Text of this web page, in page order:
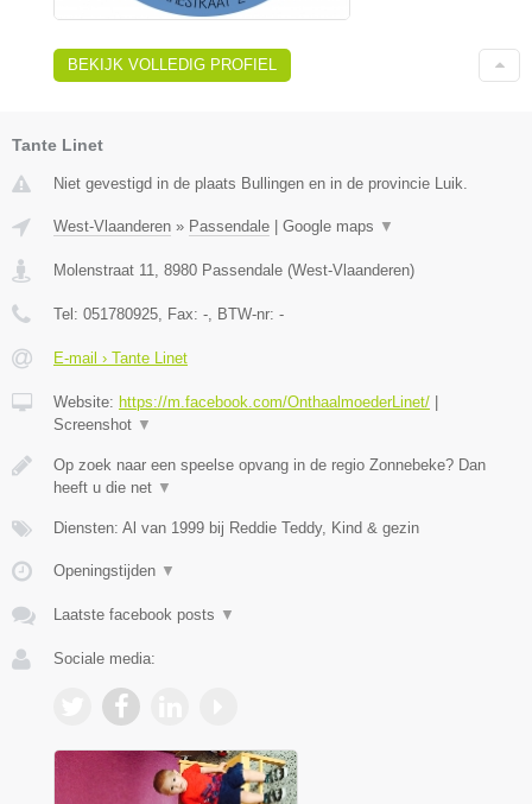
BEKIJK VOLLEDIG PROFIEL
Tante Linet
Niet gevestigd in de plaats Bullingen en in de provincie Luik.
West-Vlaanderen » Passendale | Google maps ▼
Molenstraat 11 8980 Passendale (West-Vlaanderen)
Tel: 051780925 , Fax: - , BTW-nr: -
E-mail › Tante Linet
Website: https://m.facebook.com/OnthaalmoederLinet/ |
Screenshot ▼
Op zoek naar een speelse opvang in de regio Zonnebeke? Dan
heeft u die net ▼
Diensten: Al van 1999 bij Reddie Teddy, Kind & gezin
Openingstijden ▼
Laatste facebook posts ▼
Sociale media: